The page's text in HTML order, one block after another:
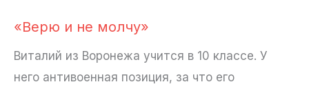
«Верю и не молчу»
Виталий из Воронежа учится в 10 классе. У
него антивоенная позиция, за что его